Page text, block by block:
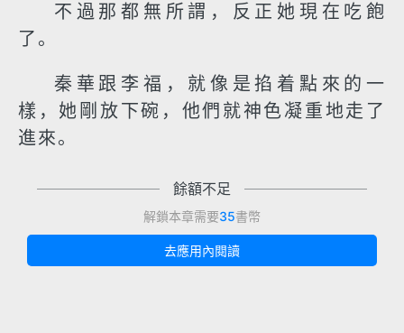
不過那都無所謂，反正她現在吃飽
了。
秦華跟李福，就像是掐着點來的一
樣，她剛放下碗，他們就神色凝重地走了
進來。
餘額不足
解鎖本章需要35書幣
去應用內閱讀